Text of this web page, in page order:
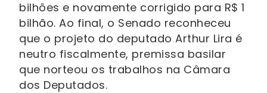
bilhões e novamente corrigido para R$ 1
bilhão. Ao final, o Senado reconheceu
que o projeto do deputado Arthur Lira é
neutro fiscalmente, premissa basilar
que norteou os trabalhos na Câmara
dos Deputados.